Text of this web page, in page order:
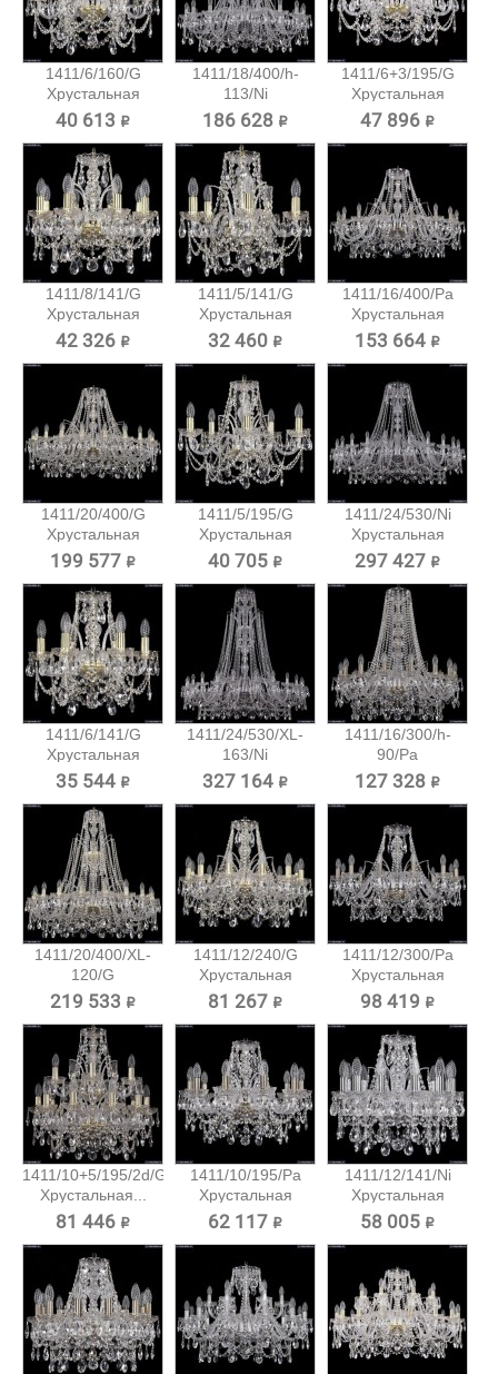
1411/6/160/G
Хрустальная
подвесная...
40 613 ₽
1411/18/400/h-
113/Ni
Хрустальная...
186 628 ₽
1411/6+3/195/G
Хрустальная
подвесная...
47 896 ₽
1411/8/141/G
Хрустальная
подвесная...
42 326 ₽
1411/5/141/G
Хрустальная
подвесная...
32 460 ₽
1411/16/400/Pa
Хрустальная
подвесная...
153 664 ₽
1411/20/400/G
Хрустальная
подвесная...
199 577 ₽
1411/5/195/G
Хрустальная
подвесная...
40 705 ₽
1411/24/530/Ni
Хрустальная
подвесная...
297 427 ₽
1411/6/141/G
Хрустальная
подвесная...
35 544 ₽
1411/24/530/XL-
163/Ni
Хрустальная...
327 164 ₽
1411/16/300/h-
90/Pa
Хрустальная...
127 328 ₽
1411/20/400/XL-
120/G
Хрустальная...
219 533 ₽
1411/12/240/G
Хрустальная
подвесная...
81 267 ₽
1411/12/300/Pa
Хрустальная
подвесная...
98 419 ₽
1411/10+5/195/2d/G
Хрустальная...
81 446 ₽
1411/10/195/Pa
Хрустальная
подвесная...
62 117 ₽
1411/12/141/Ni
Хрустальная
подвесная...
58 005 ₽